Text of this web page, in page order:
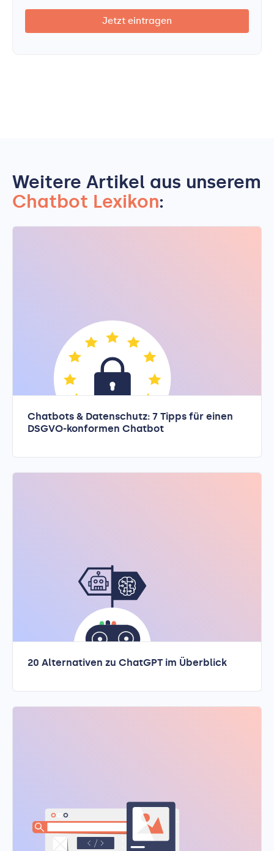
Weitere Artikel aus unserem
Chatbot Lexikon:
Chatbots & Datenschutz: 7 Tipps für einen
DSGVO-konformen Chatbot
20 Alternativen zu ChatGPT im Überblick